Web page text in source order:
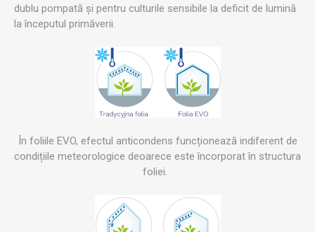
dublu pompată și pentru culturile sensibile la deficit de lumină
la începutul primăverii.
În foliile EVO, efectul anticondens funcționează indiferent de
condițiile meteorologice deoarece este încorporat în structura
foliei.